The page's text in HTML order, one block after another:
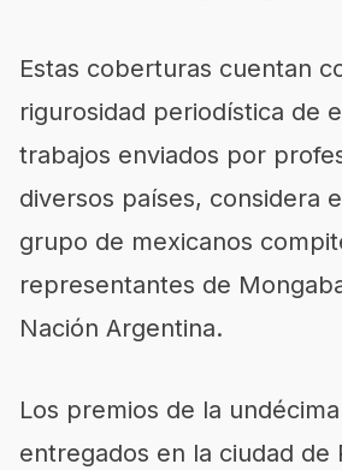
Estas coberturas cuentan
rigurosidad periodística de
trabajos enviados por
diversos países, considera
grupo de mexicanos
representantes de
Nación Argentina.
Los premios de la
entregados en la ciudad de